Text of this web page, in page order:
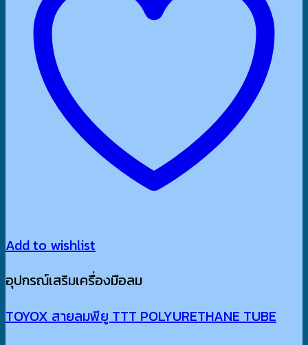
Add to wishlist
อุปกรณ์เสริมเครื่องมือลม
TOYOX สายลมพียู TTT POLYURETHANE TUBE